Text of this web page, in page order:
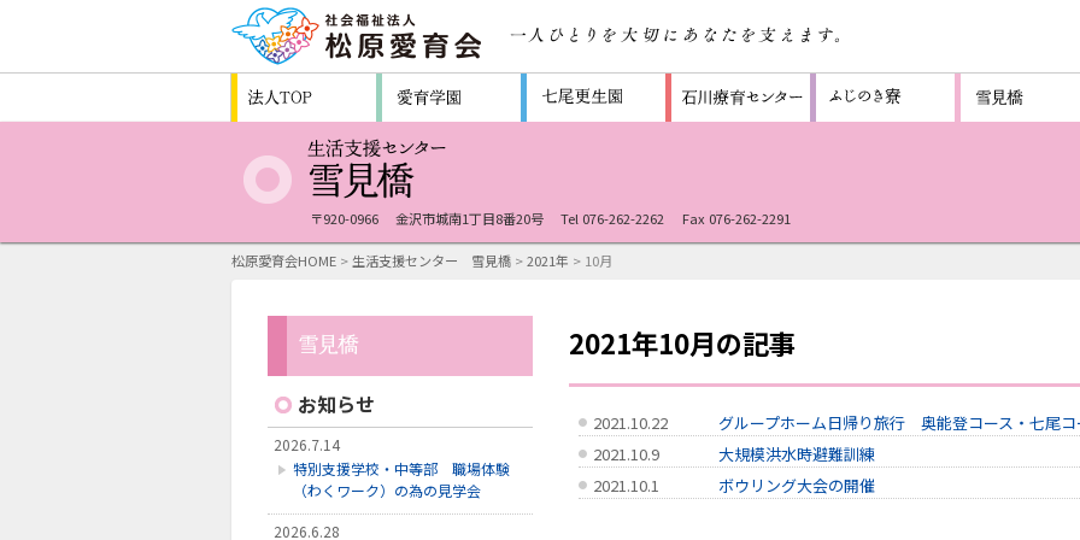
〒920-0966 金沢市城南1丁目8番20号 Tel 076-262-2262 Fax 076-262-2291
松原愛育会HOME > 生活支援センター 雪見橋 >2021年 > 10月
2021年10月の記事
2021.10.22
グループホーム日帰り旅行 奥能登コース・七尾コ
2021.10.9
大規模洪水時避難訓練
2021.10.1
ボウリング大会の開催
お知らせ
2026.7.14
特別支援学校・中等部 職場体験
（わくワーク）の為の見学会
2026.6.28